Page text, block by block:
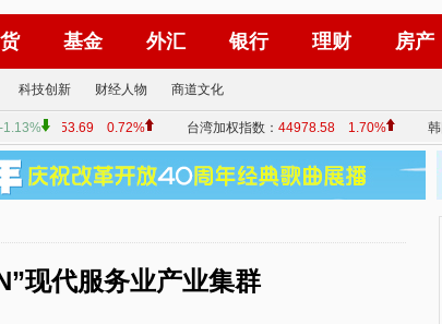
基金 外汇 银行 理财 房产
科技创新 财经人物 商道文化
现代服务业产业集群